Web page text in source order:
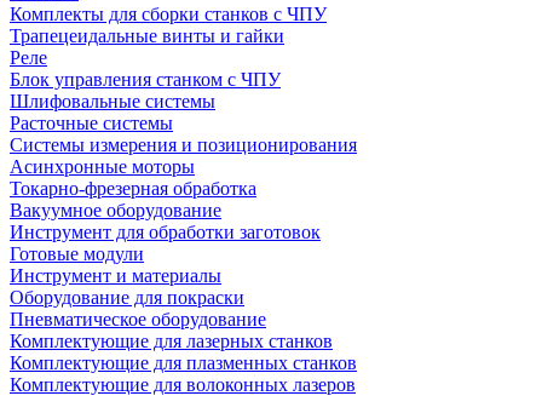
Комплекты для сборки станков с ЧПУ
Трапецеидальные винты и гайки
Реле
Блок управления станком с ЧПУ
Шлифовальные системы
Расточные системы
Системы измерения и позиционирования
Асинхронные моторы
Токарно-фрезерная обработка
Вакуумное оборудование
Инструмент для обработки заготовок
Готовые модули
Инструмент и материалы
Оборудование для покраски
Пневматическое оборудование
Комплектующие для лазерных станков
Комплектующие для плазменных станков
Комплектующие для волоконных лазеров